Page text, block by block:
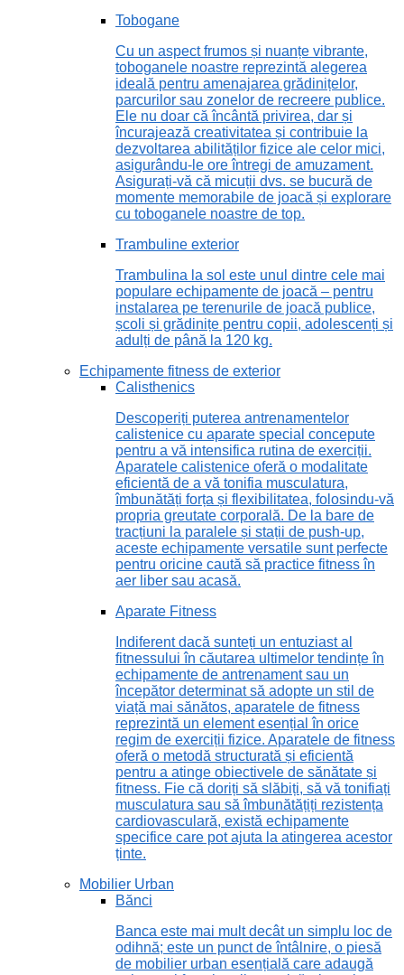
Tobogane
Cu un aspect frumos și nuanțe vibrante,
toboganele noastre reprezintă alegerea
ideală pentru amenajarea grădinițelor,
parcurilor sau zonelor de recreere publice.
Ele nu doar că încântă privirea, dar și
încurajează creativitatea și contribuie la
dezvoltarea abilităților fizice ale celor mici,
asigurându-le ore întregi de amuzament.
Asigurați-vă că micuții dvs. se bucură de
momente memorabile de joacă și explorare
cu toboganele noastre de top.
Trambuline exterior
Trambulina la sol este unul dintre cele mai
populare echipamente de joacă – pentru
instalarea pe terenurile de joacă publice,
școli și grădinițe pentru copii, adolescenți și
adulți de până la 120 kg.
Echipamente fitness de exterior
Calisthenics
Descoperiți puterea antrenamentelor
calistenice cu aparate special concepute
pentru a vă intensifica rutina de exerciții.
Aparatele calistenice oferă o modalitate
eficientă de a vă tonifia musculatura,
îmbunătăți forța și flexibilitatea, folosindu-vă
propria greutate corporală. De la bare de
tracțiuni la paralele și stații de push-up,
aceste echipamente versatile sunt perfecte
pentru oricine caută să practice fitness în
aer liber sau acasă.
Aparate Fitness
Indiferent dacă sunteți un entuziast al
fitnessului în căutarea ultimelor tendințe în
echipamente de antrenament sau un
începător determinat să adopte un stil de
viață mai sănătos, aparatele de fitness
reprezintă un element esențial în orice
regim de exerciții fizice. Aparatele de fitness
oferă o metodă structurată și eficientă
pentru a atinge obiectivele de sănătate și
fitness. Fie că doriți să slăbiți, să vă tonifiați
musculatura sau să îmbunătățiți rezistența
cardiovasculară, există echipamente
specifice care pot ajuta la atingerea acestor
ținte.
Mobilier Urban
Bănci
Banca este mai mult decât un simplu loc de
odihnă; este un punct de întâlnire, o piesă
de mobilier urban esențială care adaugă